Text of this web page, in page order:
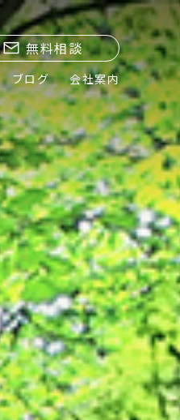
無料相談
ブログ 会社案内